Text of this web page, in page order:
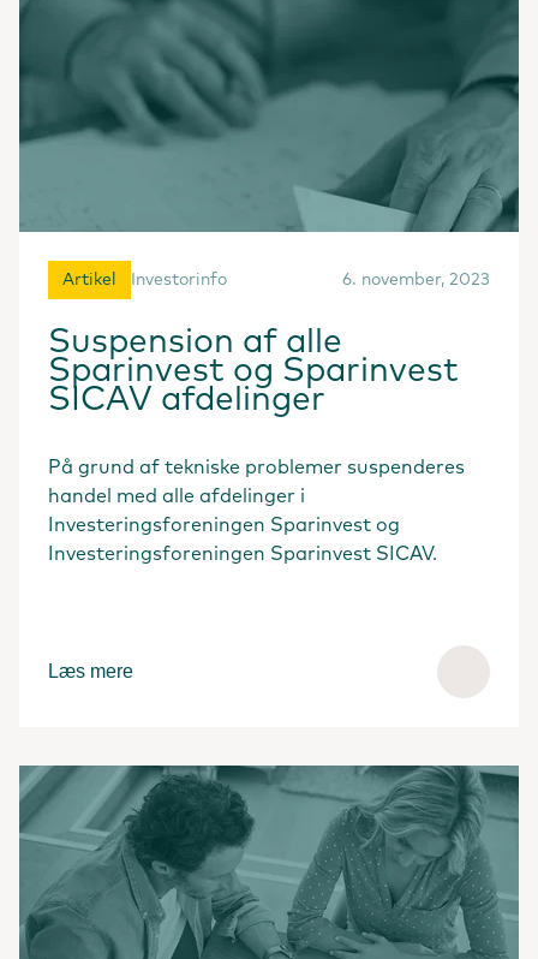
Artikel Investorinfo 6. november, 2023
Suspension af alle
Sparinvest og Sparinvest
SICAV afdelinger
På grund af tekniske problemer suspenderes
handel med alle afdelinger i
Investeringsforeningen Sparinvest og
Investeringsforeningen Sparinvest SICAV.
Læs mere